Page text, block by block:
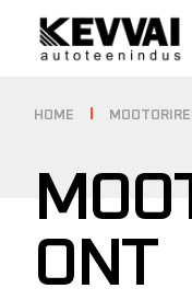
HOME
ONT